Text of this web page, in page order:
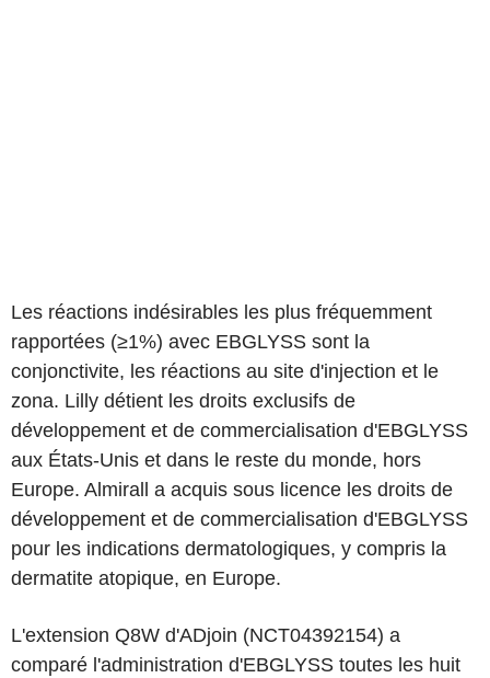
Les réactions indésirables les plus fréquemment
rapportées (≥1%) avec EBGLYSS sont la
conjonctivite, les réactions au site d'injection et le
zona. Lilly détient les droits exclusifs de
développement et de commercialisation d'EBGLYSS
aux États-Unis et dans le reste du monde, hors
Europe. Almirall a acquis sous licence les droits de
développement et de commercialisation d'EBGLYSS
pour les indications dermatologiques, y compris la
dermatite atopique, en Europe.
L'extension Q8W d'ADjoin (NCT04392154) a
comparé l'administration d'EBGLYSS toutes les huit